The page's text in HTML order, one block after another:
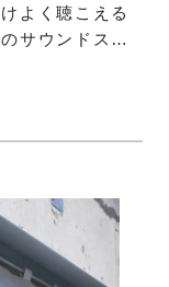
よく聴こえる
サウンドス